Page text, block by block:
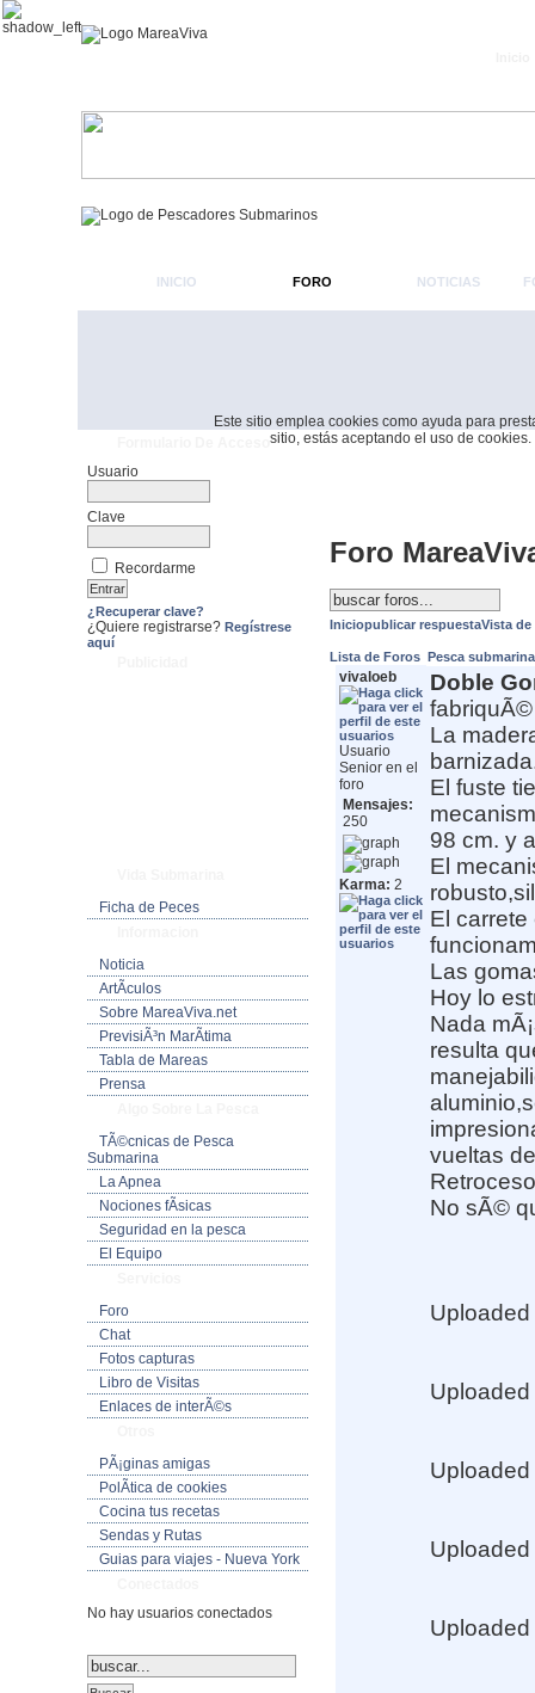
Este sitio emplea cookies como ayuda para
sitio, estás aceptando el uso de cookies.
INICIO FORO NOTICIAS
Usuario
Clave
Recordarme
¿Recuperar clave?
¿Quiere registrarse? Regístrese
aquí
Ficha de Peces
Noticia
ArtÃ­culos
Sobre MareaViva.net
PrevisiÃ³n MarÃ­tima
Tabla de Mareas
Prensa
TÃ©cnicas de Pesca
Submarina
La Apnea
Nociones fÃ­sicas
Seguridad en la pesca
El Equipo
Foro
Chat
Fotos capturas
Libro de Visitas
Enlaces de interÃ©s
PÃ¡ginas amigas
PolÃ­tica de cookies
Cocina tus recetas
Sendas y Rutas
Guias para viajes - Nueva York
No hay usuarios conectados
Foro
Iniciopublicar respuestaVista de
Lista de Foros Pesca
vivaloeb
Usuario
Senior en el
foro
Mensajes:
250
Karma: 2
Doble
fabriquÃ©
La
El fuste
98 cm. y
El
El
Las
Hoy lo
Nada
resulta
vueltas
No sÃ©